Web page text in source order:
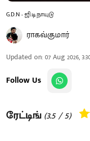
G.D.N - ஜி.டி.நாயுடு
ராகவ்குமார்
Updated on:07 Aug 2026,
Follow Us
ரேட்டிங் (3.5/ 5)